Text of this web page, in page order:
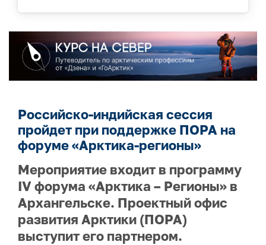
Российско-индийская сессия
пройдет при поддержке ПОРА на
форуме «Арктика-регионы»
Мероприятие входит в программу
IV форума «Арктика – Регионы» в
Архангельске. Проектный офис
развития Арктики (ПОРА)
выступит его партнером.